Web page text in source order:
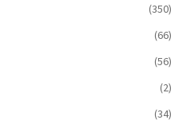
(350)
(66)
(56)
(2)
(34)